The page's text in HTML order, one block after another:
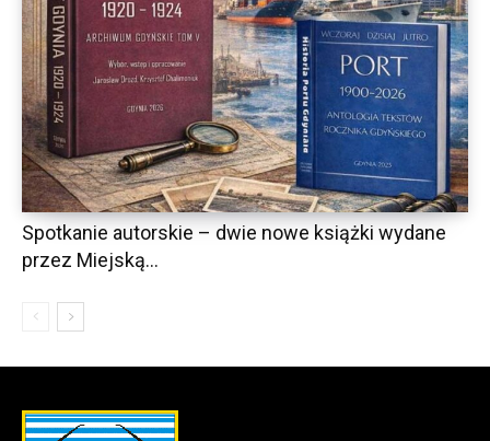
Spotkanie autorskie – dwie nowe książki wydane
przez Miejską...